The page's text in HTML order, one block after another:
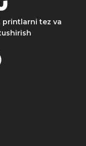
printlarni tez va